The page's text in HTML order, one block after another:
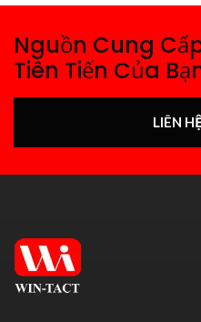
Nguồn Cung
Tiên Tiến Của
LIÊN